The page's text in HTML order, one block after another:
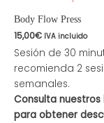
Body Flow Press
15,00€ IVA incluido
Sesión de 30
recomienda 2
semanales.
Consulta nuestros
para obtener